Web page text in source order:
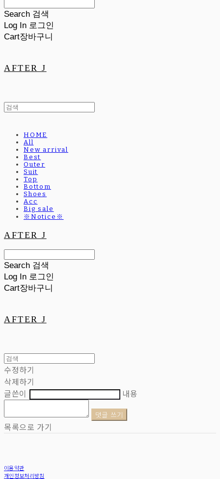
Search 검색
Log In 로그인
Cart장바구니
AFTER J
HOME
All
New arrival
Best
Outer
Suit
Top
Bottom
Shoes
Acc
Big sale
※Notice※
AFTER J
Search 검색
Log In 로그인
Cart장바구니
AFTER J
수정하기
삭제하기
글쓴이
내용
댓글 쓰기
목록으로 가기
이용약관
개인정보처리방침